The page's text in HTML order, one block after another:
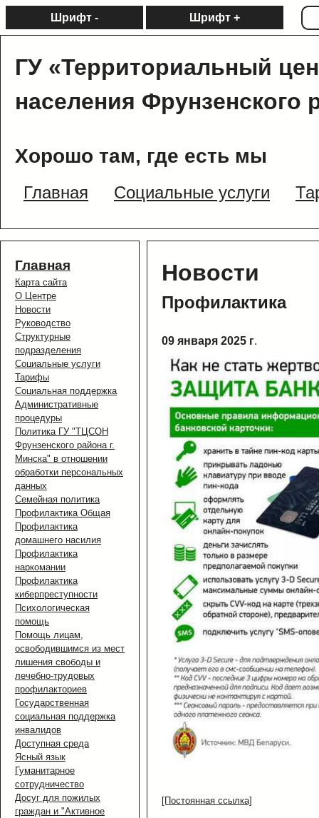
Шрифт - Шрифт +
ГУ «Территориальный
населения Фрунзенского
Хорошо там, где есть мы
Главная Социальные услуги
Главная
Карта сайта
О Центре
Новости
Руководство
Структурные
подразделения
Социальные услуги
Тарифы
Социальная поддержка
Административные
процедуры
Политика ГУ "ТЦСОН
Фрунзенского района г.
Минска" в отношении
обработки персональных
данных
Семейная политика
Профилактика Общая
Профилактика
домашнего насилия
Профилактика
наркомании
Профилактика
киберпреступности
Психологическая
помощь
Помощь лицам,
освободившимся из мест
лишения свободы и
лечебно-трудовых
профилакториев
Государственная
социальная поддержка
инвалидов
Доступная среда
Ясный язык
Гуманитарное
сотрудничество
Досуг для пожилых
граждан и "Активное
Новости
Профилактика
09 января 2025 г.
[Постоянная ссылка]